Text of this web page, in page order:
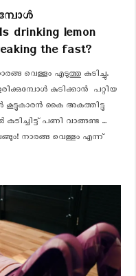
lemon
the fast?
വെള്ളം എടുത്തു കുടിച്ചു.
കുടിക്കാൻ പറ്റിയ
കൂട്ടുകാരൻ കൈ അകത്തിട്ടു
പണി വാങ്ങണ്ട …
നാരങ്ങ വെള്ളം എന്ന്